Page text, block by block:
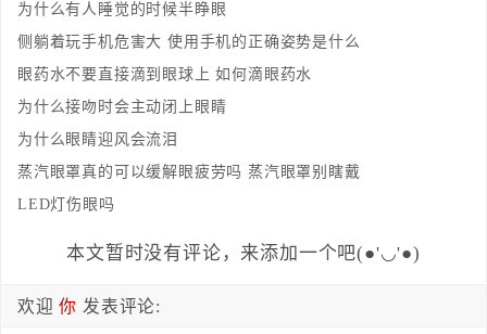
为什么有人睡觉的时候半睁眼
侧躺着玩手机危害大 使用手机的正确姿势是什么
眼药水不要直接滴到眼球上 如何滴眼药水
为什么接吻时会主动闭上眼睛
为什么眼睛迎风会流泪
蒸汽眼罩真的可以缓解眼疲劳吗 蒸汽眼罩别瞎戴
LED灯伤眼吗
本文暂时没有评论，来添加一个吧(●'◡'●)
欢迎你 发表评论: